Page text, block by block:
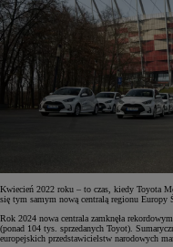
Kwiecień 2022 roku – to czas, kiedy Toyota
się tym samym nową centralą regionu Europy
Rok 2024 nowa centrala zamknęła
(ponad 104 tys. sprzedanych Toyot).
europejskich przedstawicielstw narodowych